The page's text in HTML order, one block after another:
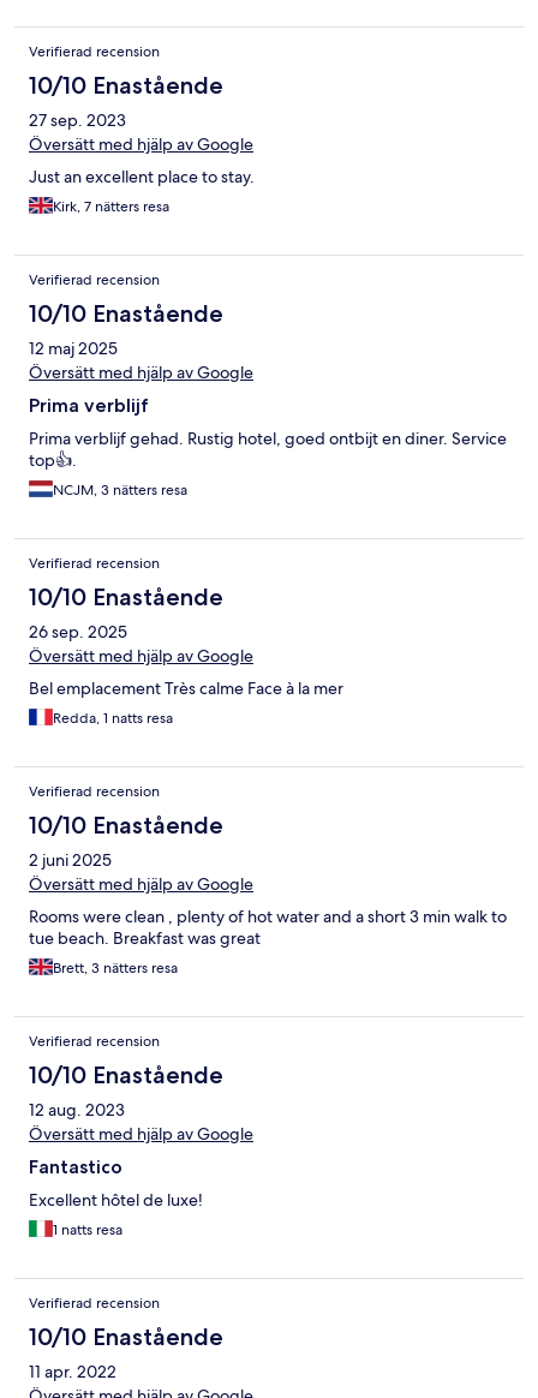
Verifierad recension
10/10 Enastående
27 sep. 2023
Översätt med hjälp av Google
Just an excellent place to stay.
Kirk, 7 nätters resa
Verifierad recension
10/10 Enastående
12 maj 2025
Översätt med hjälp av Google
Prima verblijf
Prima verblijf gehad. Rustig hotel, goed ontbijt en diner. Service
top👍.
NCJM, 3 nätters resa
Verifierad recension
10/10 Enastående
26 sep. 2025
Översätt med hjälp av Google
Bel emplacement Très calme Face à la mer
Redda, 1 natts resa
Verifierad recension
10/10 Enastående
2 juni 2025
Översätt med hjälp av Google
Rooms were clean , plenty of hot water and a short 3 min walk to
tue beach. Breakfast was great
Brett, 3 nätters resa
Verifierad recension
10/10 Enastående
12 aug. 2023
Översätt med hjälp av Google
Fantastico
Excellent hôtel de luxe!
1 natts resa
Verifierad recension
10/10 Enastående
11 apr. 2022